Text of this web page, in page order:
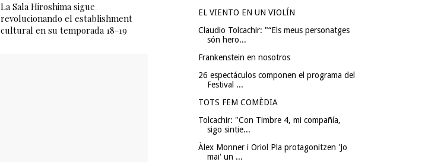
La Sala Hiroshima sigue
revolucionando el establishment
cultural en su temporada 18-19
EL VIENTO EN UN VIOLÍN
Claudio Tolcachir: "“Els meus personatges
són hero...
Frankenstein en nosotros
26 espectáculos componen el programa del
Festival ...
TOTS FEM COMÈDIA
Tolcachir: "Con Timbre 4, mi compañía,
sigo sintie...
Àlex Monner i Oriol Pla protagonitzen 'Jo
mai' un ...